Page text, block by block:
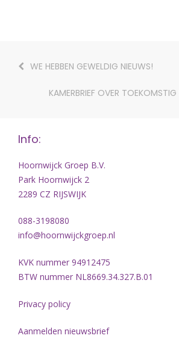
WE HEBBEN GEWELDIG NIEUWS!
KAMERBRIEF OVER
Info:
Hoornwijck Groep B.V.
Park Hoornwijck 2
2289 CZ RIJSWIJK
088-3198080
info@hoornwijckgroep.nl
KVK nummer 94912475
BTW nummer NL8669.34.327.B.01
Privacy policy
Aanmelden nieuwsbrief